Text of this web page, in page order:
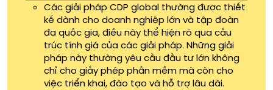
Các giải pháp CDP global thường được thiết
kế dành cho doanh nghiệp lớn và tập đoàn
đa quốc gia, điều này thể hiện rõ qua cấu
trúc tính giá của các giải pháp. Những giải
pháp này thường yêu cầu đầu tư lớn không
chỉ cho giấy phép phần mềm mà còn cho
việc triển khai, đào tạo và hỗ trợ lâu dài.